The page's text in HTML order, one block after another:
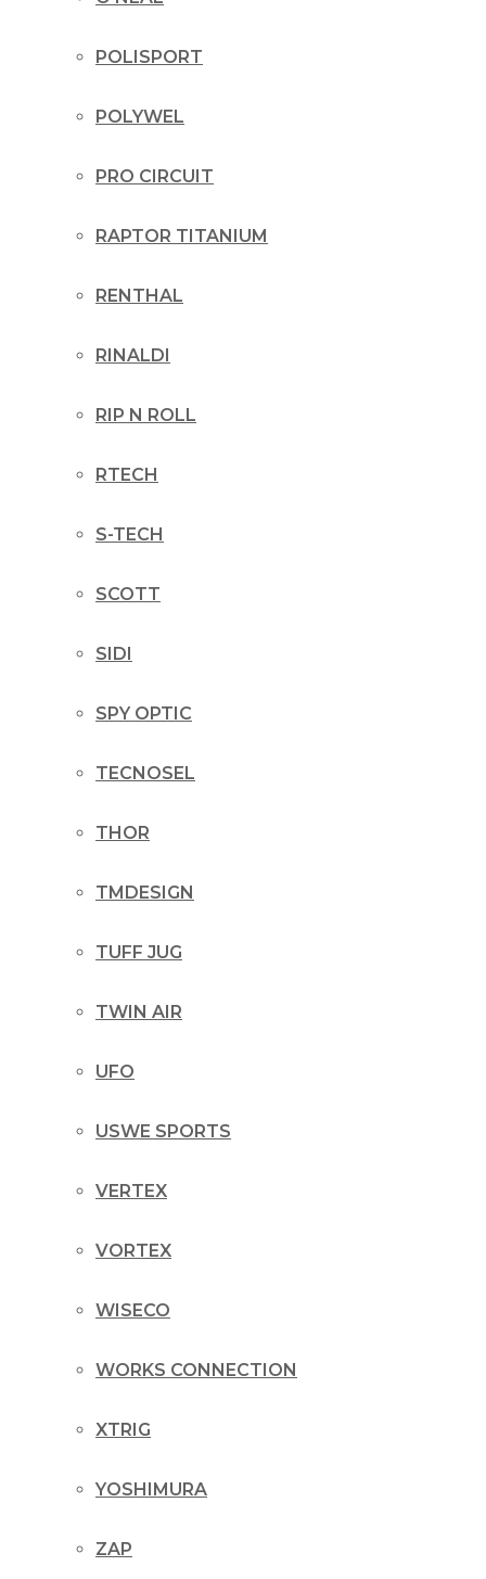
POLISPORT
POLYWEL
PRO CIRCUIT
RAPTOR TITANIUM
RENTHAL
RINALDI
RIP N ROLL
RTECH
S-TECH
SCOTT
SIDI
SPY OPTIC
TECNOSEL
THOR
TMDESIGN
TUFF JUG
TWIN AIR
UFO
USWE SPORTS
VERTEX
VORTEX
WISECO
WORKS CONNECTION
XTRIG
YOSHIMURA
ZAP